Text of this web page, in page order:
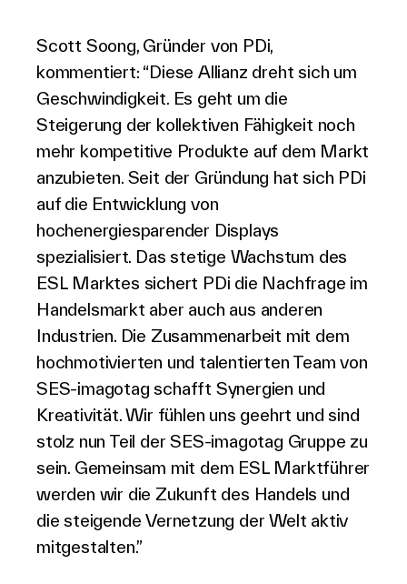
Scott Soong, Gründer von PDi,
kommentiert: “Diese Allianz dreht sich um
Geschwindigkeit. Es geht um die
Steigerung der kollektiven Fähigkeit noch
mehr kompetitive Produkte auf dem Markt
anzubieten. Seit der Gründung hat sich PDi
auf die Entwicklung von
hochenergiesparender Displays
spezialisiert. Das stetige Wachstum des
ESL Marktes sichert PDi die Nachfrage im
Handelsmarkt aber auch aus anderen
Industrien. Die Zusammenarbeit mit dem
hochmotivierten und talentierten Team von
SES-imagotag schafft Synergien und
Kreativität. Wir fühlen uns geehrt und sind
stolz nun Teil der SES-imagotag Gruppe zu
sein. Gemeinsam mit dem ESL Marktführer
werden wir die Zukunft des Handels und
die steigende Vernetzung der Welt aktiv
mitgestalten.”